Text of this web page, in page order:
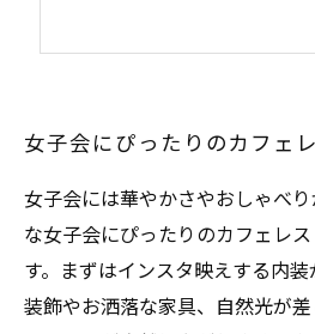
女子会にぴったりのカフェ
女子会には華やかさやおしゃべ
な女子会にぴったりのカフェレ
す。まずはインスタ映えする内
装飾やお洒落な家具、自然光が